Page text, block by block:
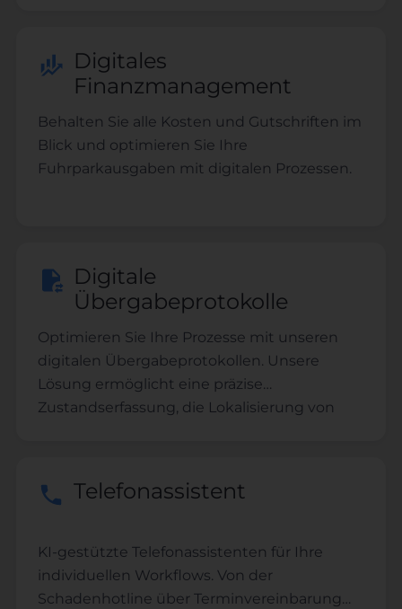
Digitales
Finanzmanagement
Behalten Sie alle Kosten und Gutschriften im
Blick und optimieren Sie Ihre
Fuhrparkausgaben mit digitalen Prozessen.
Digitale
Übergabeprotokolle
Optimieren Sie Ihre Prozesse mit unseren
digitalen Übergabeprotokollen. Unsere
Lösung ermöglicht eine präzise
Zustandserfassung, die Lokalisierung von
Begehungen planen, Teilnehmer verwalten
Ort bündeln.
Telefonassistent
KI-gestützte Telefonassistenten für Ihre
individuellen Workflows. Von der
Schadenhotline über Terminvereinbarung